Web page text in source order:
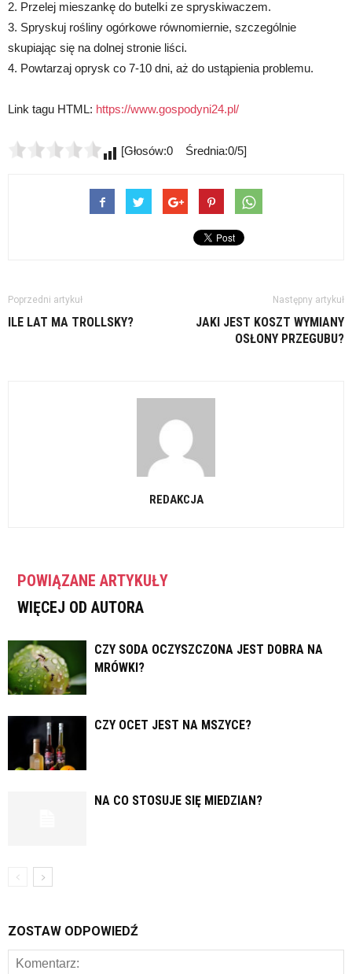
2. Przelej mieszankę do butelki ze spryskiwaczem.
3. Spryskuj rośliny ogórkowe równomiernie, szczególnie
skupiając się na dolnej stronie liści.
4. Powtarzaj oprysk co 7-10 dni, aż do ustąpienia problemu.
Link tagu HTML: https://www.gospodyni24.pl/
[Głosów:0 Średnia:0/5]
Poprzedni artykuł
ILE LAT MA TROLLSKY?
Następny artykuł
JAKI JEST KOSZT WYMIANY
OSŁONY PRZEGUBU?
REDAKCJA
POWIĄZANE ARTYKUŁY
WIĘCEJ OD AUTORA
CZY SODA OCZYSZCZONA JEST DOBRA NA
MRÓWKI?
CZY OCET JEST NA MSZYCE?
NA CO STOSUJE SIĘ MIEDZIAN?
ZOSTAW ODPOWIEDŹ